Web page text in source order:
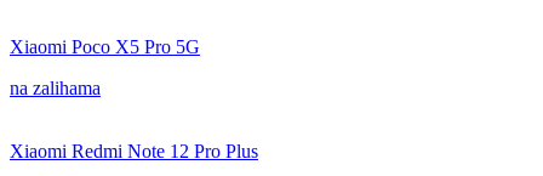
Xiaomi Poco X5 Pro 5G
na zalihama
Xiaomi Redmi Note 12 Pro Plus